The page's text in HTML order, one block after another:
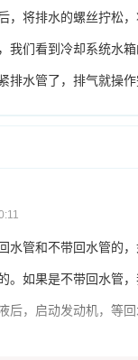
，将排水的螺丝拧松，
我们看到冷却系统水
排水管了，排气就操作
水管和不带回水管的，
。如果是不带回水管
后，启动发动机，等